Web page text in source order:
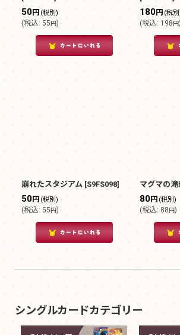
50円 (税別)
(税込: 55円)
180円 (税
(税込: 198円)
崩れたスタジアム [S9FS098]
50円 (税別)
(税込: 55円)
マグマの滝
80円 (税別)
(税込: 88円)
シングルカードカテゴリー